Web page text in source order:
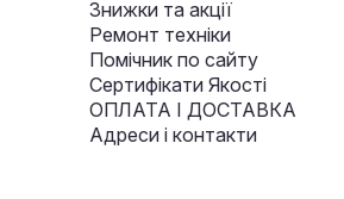
Знижки та акції
Ремонт техніки
Помічник по сайту
Сертифікати Якості
ОПЛАТА І ДОСТАВКА
Адреси і контакти